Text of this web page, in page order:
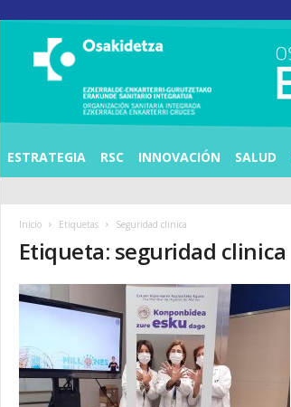
A
ESTRATEGIA RSC INNOVACIÓN SALUD
Inicio Etiquetas Seguridad clinica
Etiqueta: seguridad clinica